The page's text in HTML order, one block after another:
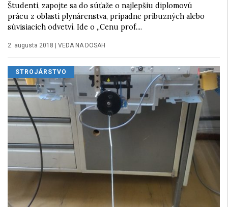
Študenti, zapojte sa do súťaže o najlepšiu diplomovú
prácu z oblasti plynárenstva, prípadne príbuzných alebo
súvisiacich odvetví. Ide o „Cenu prof....
2. augusta 2018 | VEDA NA DOSAH
STROJÁRSTVO